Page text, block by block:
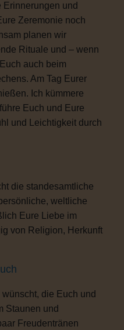
und
Zeremonie noch
planen wir
Rituale und – wenn
auch beim
Am Tag Eurer
Ich kümmere
Euch und Eure
und Leichtigkeit durch
die standesamtliche
weltliche
Eure Liebe im
von Religion, Herkunft
die Euch und
Staunen und
Freudentränen